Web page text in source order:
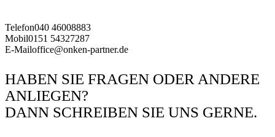
Telefon040 46008883
Mobil0151 54327287
E-Mailoffice@onken-partner.de
HABEN SIE FRAGEN ODER ANDERE
ANLIEGEN?
DANN SCHREIBEN SIE UNS GERNE.